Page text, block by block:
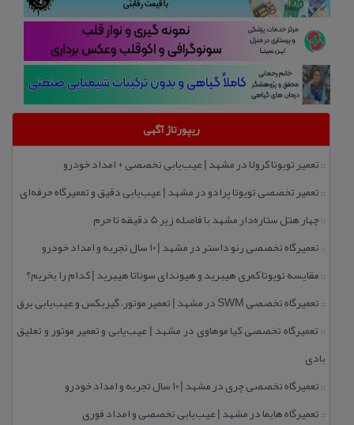
ریپورتاژ آگهی
:: تعمیر تویوتا كرولا در مشهد | عیب‌یابی تخصصی + امداد خودرو
:: تعمیر تخصصی تویوتا پرادو در مشهد | عیب‌یابی دقیق و تعمیرگاه حرفه‌ای
::چهار هتل‌ ستاره‌دار مشهد با فاصله زیر 5 دقیقه تا حرم
:: تعمیرگاه تخصصی رنو داستر در مشهد | ۱۰ سال تجربه و امداد خودرو
:: مقایسه تویوتا كمری هیبرید و هیوندای سوناتا هیبرید | كدام را بخریم؟
:: تعمیرگاه تخصصی SWM در مشهد | تعمیر موتور، گیربكس و عیب‌یابی برق
:: تعمیرگاه تخصصی كیا موهاوی در مشهد | عیب‌یابی و تعمیر موتور و تعلیق
بادی
:: تعمیرگاه تخصصی چری در مشهد | ۱۰ سال تجربه و امداد خودرو
:: تعمیرگاه هایما در مشهد | عیب‌یابی تخصصی و امداد فوری